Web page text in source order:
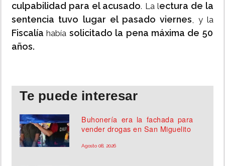
culpabilidad para el acusado. La lectura de la
sentencia tuvo lugar el pasado viernes, y la
Fiscalía había solicitado la pena máxima de 50
años.
Te puede interesar
Buhonería era la fachada para
vender drogas en San Miguelito
Agosto 08, 2026